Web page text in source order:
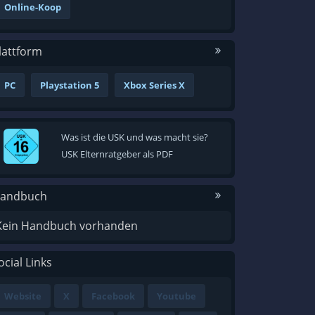
Online-Koop
PC Playstation 5 Xbox Series X
Was ist die USK und was macht sie?
USK Elternratgeber als PDF
Handbuch vorhanden
Links
Website X Facebook Youtube